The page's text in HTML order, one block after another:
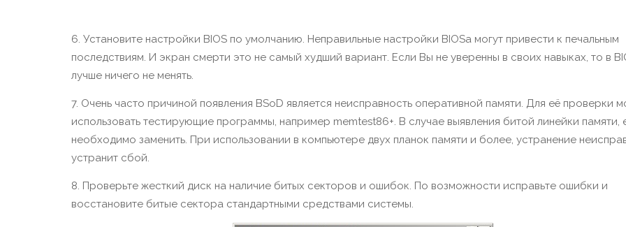
6. Установите настройки BIOS по умолчанию. Неправильные настройки BIOSа могут привести к печальным
последствиям. И экран смерти это не самый худший вариант. Если Вы не уверенны в своих навыках, то в
лучше ничего не менять.
7. Очень часто причиной появления BSoD является неисправность оперативной памяти. Для её проверки
использовать тестирующие программы, например memtest86+. В случае выявления битой линейки памяти,
необходимо заменить. При использовании в компьютере двух планок памяти и более, устранение
устранит сбой.
8. Проверьте жесткий диск на наличие битых секторов и ошибок. По возможности исправьте ошибки и
восстановите битые сектора стандартными средствами системы.